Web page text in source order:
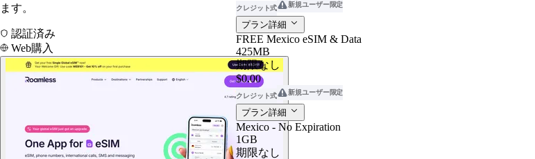
ます。
認証済み
Web購入
クレジット式 新規ユーザー限定
プラン詳細
FREE Mexico eSIM & Data
425MB
期限なし
$0.00
クレジット式 新規ユーザー限定
プラン詳細
Mexico - No Expiration
1GB
期限なし